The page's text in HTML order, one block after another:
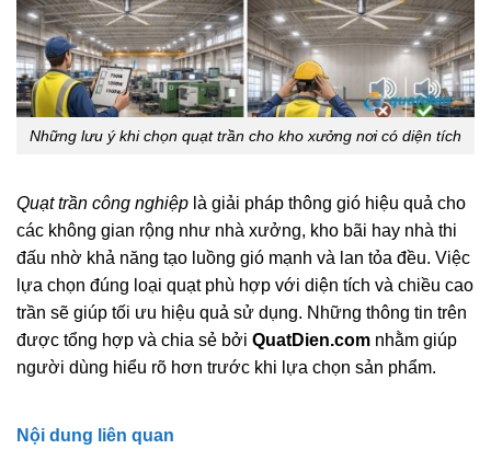
Những lưu ý khi chọn quạt trần cho kho xưởng nơi có diện tích
Quạt trần công nghiệp là giải pháp thông gió hiệu quả cho
các không gian rộng như nhà xưởng, kho bãi hay nhà thi
đấu nhờ khả năng tạo luồng gió mạnh và lan tỏa đều. Việc
lựa chọn đúng loại quạt phù hợp với diện tích và chiều cao
trần sẽ giúp tối ưu hiệu quả sử dụng. Những thông tin trên
được tổng hợp và chia sẻ bởi QuatDien.com nhằm giúp
người dùng hiểu rõ hơn trước khi lựa chọn sản phẩm.
Nội dung liên quan